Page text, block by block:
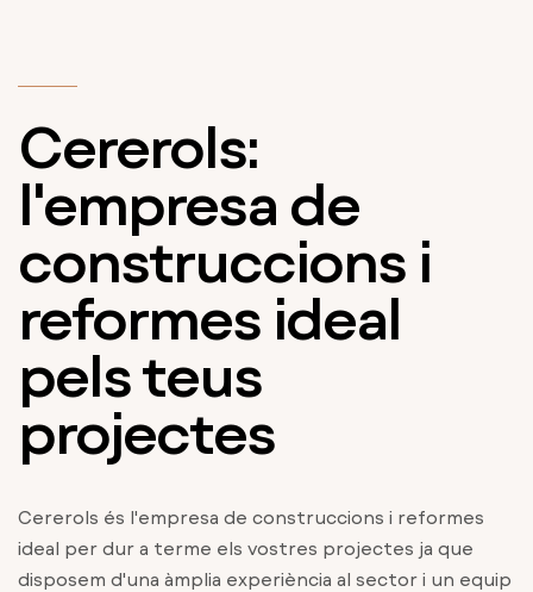
Cererols:
l'empresa de
construccions i
reformes ideal
pels teus
projectes
Cererols és l'empresa de construccions i reformes
ideal per dur a terme els vostres projectes ja que
disposem d'una àmplia experiència al sector i un equip